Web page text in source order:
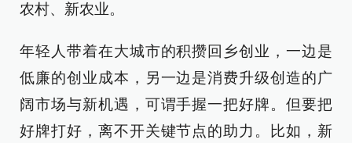
农村、新农业。
年轻人带着在大城市的积攒回乡创业，一边是
低廉的创业成本，另一边是消费升级创造的广
阔市场与新机遇，可谓手握一把好牌。但要把
好牌打好，离不开关键节点的助力。比如，新